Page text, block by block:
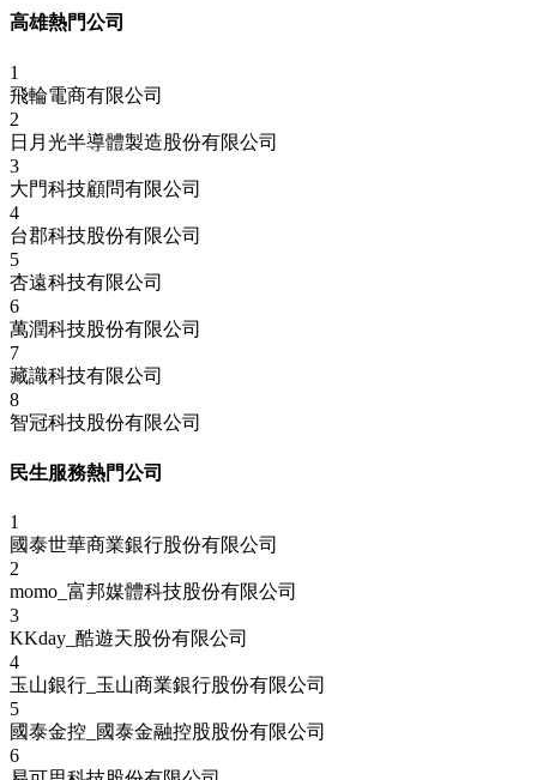
高雄熱門公司
1
飛輪電商有限公司
2
日月光半導體製造股份有限公司
3
大門科技顧問有限公司
4
台郡科技股份有限公司
5
杏遠科技有限公司
6
萬潤科技股份有限公司
7
藏識科技有限公司
8
智冠科技股份有限公司
民生服務熱門公司
1
國泰世華商業銀行股份有限公司
2
momo_富邦媒體科技股份有限公司
3
KKday_酷遊天股份有限公司
4
玉山銀行_玉山商業銀行股份有限公司
5
國泰金控_國泰金融控股股份有限公司
6